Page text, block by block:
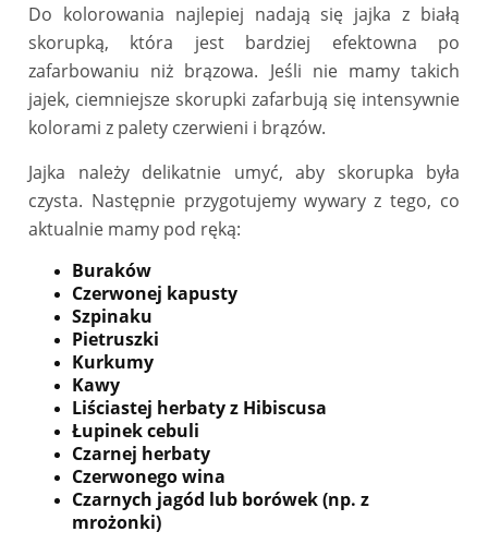
Do kolorowania najlepiej nadają się jajka z białą
skorupką, która jest bardziej efektowna po
zafarbowaniu niż brązowa. Jeśli nie mamy takich
jajek, ciemniejsze skorupki zafarbują się intensywnie
kolorami z palety czerwieni i brązów.
Jajka należy delikatnie umyć, aby skorupka była
czysta. Następnie przygotujemy wywary z tego, co
aktualnie mamy pod ręką:
Buraków
Czerwonej kapusty
Szpinaku
Pietruszki
Kurkumy
Kawy
Liściastej herbaty z Hibiscusa
Łupinek cebuli
Czarnej herbaty
Czerwonego wina
Czarnych jagód lub borówek (np. z
mrożonki)